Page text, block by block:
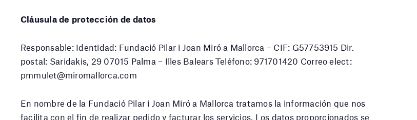
Cláusula de protección de datos
Responsable: Identidad: Fundació Pilar i Joan Miró a Mallorca – CIF: G57753915 Dir.
postal: Saridakis, 29 07015 Palma – Illes Balears Teléfono: 971701420 Correo elect:
pmmulet@miromallorca.com
En nombre de la Fundació Pilar i Joan Miró a Mallorca tratamos la información que nos
facilita con el fin de realizar pedido y facturar los servicios. Los datos proporcionados se